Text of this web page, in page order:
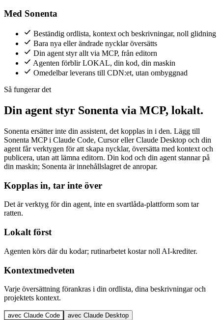
Med Sonenta
Beständig ordlista, kontext och beskrivningar, noll glidning
Bara nya eller ändrade nycklar översätts
Din agent styr allt via MCP, från editorn
Agenten förblir LOKAL, din kod, din maskin
Omedelbar leverans till CDN:et, utan ombyggnad
Så fungerar det
Din agent styr Sonenta via MCP, lokalt.
Sonenta ersätter inte din assistent, det kopplas in i den. Lägg till
Sonenta MCP i Claude Code, Cursor eller Claude Desktop och din
agent får verktygen för att skapa nycklar, översätta med kontext och
publicera, utan att lämna editorn. Din kod och din agent stannar på
din maskin; Sonenta är innehållslagret de anropar.
Kopplas in, tar inte över
Det är verktyg för din agent, inte en svartlåda-plattform som tar
ratten.
Lokalt först
Agenten körs där du kodar; rutinarbetet kostar noll AI-krediter.
Kontextmedveten
Varje översättning förankras i din ordlista, dina beskrivningar och
projektets kontext.
avec Claude Code avec Claude Desktop